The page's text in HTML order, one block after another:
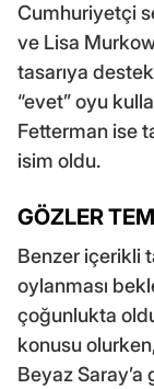
Cumhuriyetçi
ve Lisa
tasarıya
“evet” oyu
Fetterman ise
isim oldu.
GÖZLER
Benzer içerikli
oylanması
çoğunlukta
konusu
Beyaz